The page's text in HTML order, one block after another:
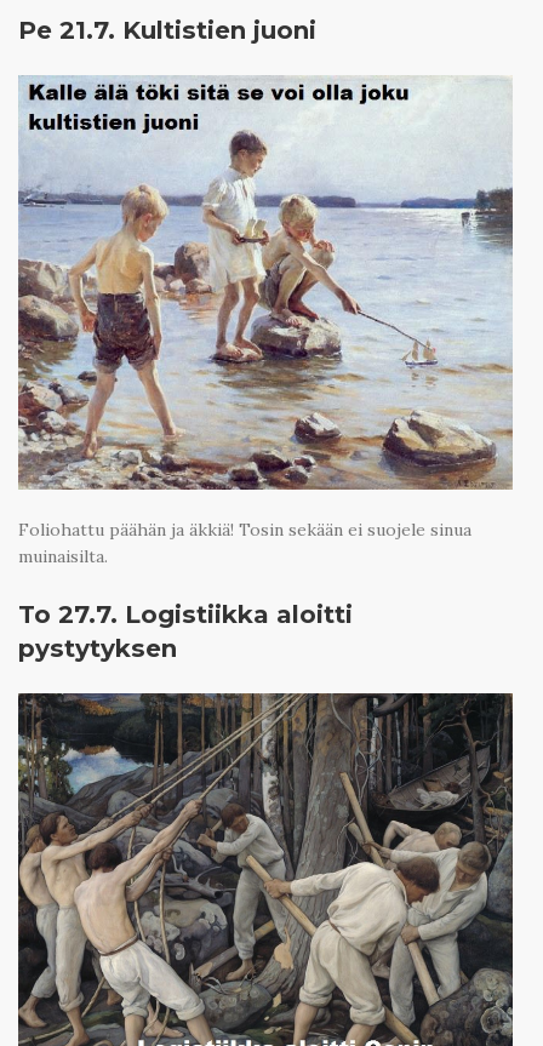
Pe 21.7. Kultistien juoni
Foliohattu päähän ja äkkiä! Tosin sekään ei suojele sinua
muinaisilta.
To 27.7. Logistiikka aloitti
pystytyksen